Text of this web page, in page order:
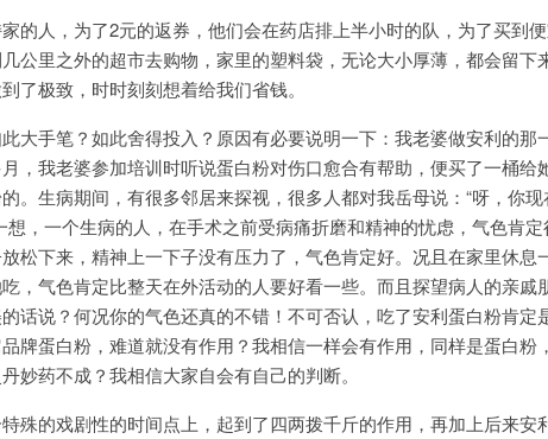
的人，为了2元的返券，他们会在药店排上半小时的队，为了买到
公里之外的超市去购物，家里的塑料袋，无论大小厚薄，都会留下
了极致，时时刻刻想着给我们省钱。
大手笔？如此舍得投入？原因有必要说明一下：我老婆做安利的那
，我老婆参加培训时听说蛋白粉对伤口愈合有帮助，便买了一桶给
。生病期间，有很多邻居来探视，很多人都对我岳母说：“呀，你
，一个生病的人，在手术之前受病痛折磨和精神的忧虑，气色肯
松下来，精神上一下子没有压力了，气色肯定好。况且在家里休息
，气色肯定比整天在外活动的人要好看一些。而且探望病人的亲戚
话说？何况你的气色还真的不错！不可否认，吃了安利蛋白粉肯定
牌蛋白粉，难道就没有作用？我相信一样会有作用，同样是蛋白粉
妙药不成？我相信大家自会有自己的判断。
殊的戏剧性的时间点上，起到了四两拨千斤的作用，再加上后来安